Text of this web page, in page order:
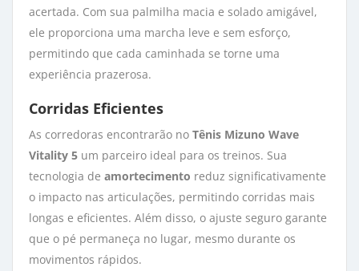
acertada. Com sua palmilha macia e solado amigável,
ele proporciona uma marcha leve e sem esforço,
permitindo que cada caminhada se torne uma
experiência prazerosa.
Corridas Eficientes
As corredoras encontrarão no Tênis Mizuno Wave
Vitality 5 um parceiro ideal para os treinos. Sua
tecnologia de amortecimento reduz significativamente
o impacto nas articulações, permitindo corridas mais
longas e eficientes. Além disso, o ajuste seguro garante
que o pé permaneça no lugar, mesmo durante os
movimentos rápidos.